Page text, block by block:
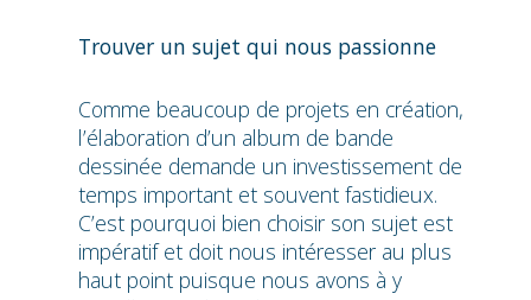
Trouver un sujet qui nous passionne
Comme beaucoup de projets en création,
l’élaboration d’un album de bande
dessinée demande un investissement de
temps important et souvent fastidieux.
C’est pourquoi bien choisir son sujet est
impératif et doit nous intéresser au plus
haut point puisque nous avons à y